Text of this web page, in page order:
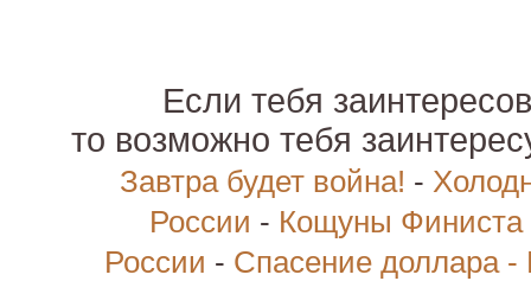
Если тебя
то возможно тебя
Завтра будет война! -
России - Кощуны Финиста
России - Спасение доллара -